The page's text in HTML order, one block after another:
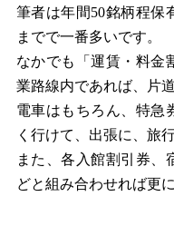
筆者は年間50銘柄程保
までで一番多いです。
なかでも「運賃・料金
業路線内であれば、片
電車はもちろん、特急
く行けて、出張に、旅
また、各入館割引券、
どと組み合わせれば更